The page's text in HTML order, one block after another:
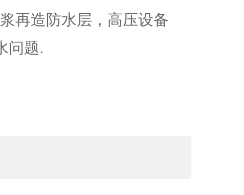
再造防水层，高压设备
问题.